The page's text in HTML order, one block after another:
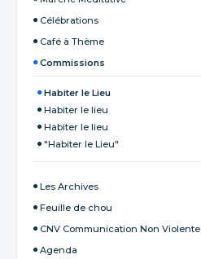
Célébrations
Café à Thème
Commissions
Habiter le Lieu
Habiter le lieu
Habiter le lieu
"Habiter le Lieu"
Les Archives
Feuille de chou
CNV Communication Non Violente
Agenda